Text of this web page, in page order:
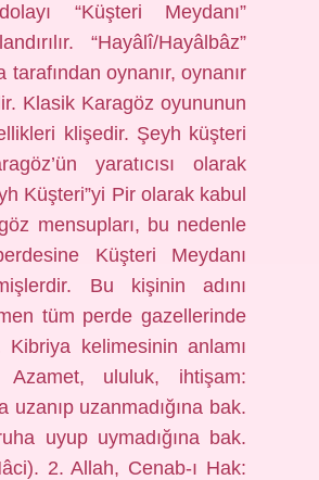
“Küşteri Meydanı”
“Hayâlî/Hayâlbâz”
tarafından oynanır, oynanır
Klasik Karagöz oyununun
klişedir. Şeyh küşteri
yaratıcısı olarak
Küşteri”yi Pir olarak kabul
mensupları, bu nedenle
Küşteri Meydanı
Bu kişinin adını
tüm perde gazellerinde
Kibriya kelimesinin anlamı
ululuk, ihtişam:
uzanıp uzanmadığına bak.
uyup uymadığına bak.
2. Allah, Cenab-ı Hak: